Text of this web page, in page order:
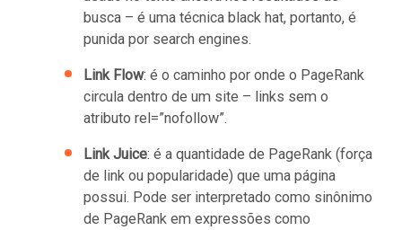
busca – é uma técnica black hat, portanto, é
punida por search engines.
Link Flow: é o caminho por onde o PageRank
circula dentro de um site – links sem o
atributo rel=”nofollow”.
Link Juice: é a quantidade de PageRank (força
de link ou popularidade) que uma página
possui. Pode ser interpretado como sinônimo
de PageRank em expressões como